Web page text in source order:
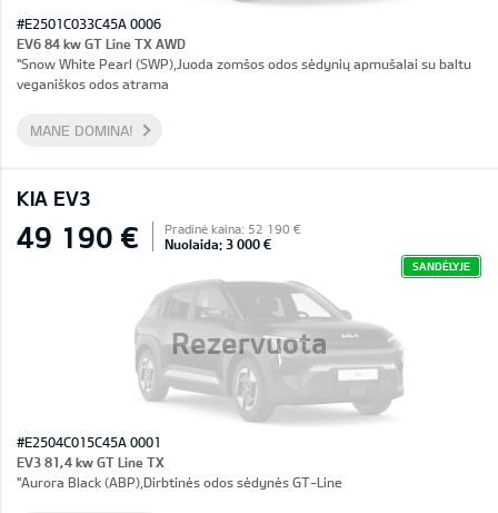
#E2501C033C45A 0006
EV6 84 kw GT Line TX AWD
"Snow White Pearl (SWP),Juoda zomšos odos sėdynių apmušalai su baltu
veganiškos odos atrama
MANE DOMINA!
KIA EV3
Rezervuota
49 190 € Pradinė kaina: 52 190 €
Nuolaida: 3 000 €
SANDĖLYJE
#E2504C015C45A 0001
EV3 81,4 kw GT Line TX
"Aurora Black (ABP),Dirbtinės odos sėdynės GT-Line